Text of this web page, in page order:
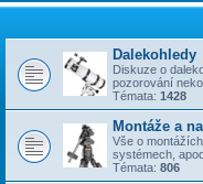
Dalekohledy
Diskuze o
pozorování
Témata: 1428
Montáže a
Vše o
systémech,
Témata: 806